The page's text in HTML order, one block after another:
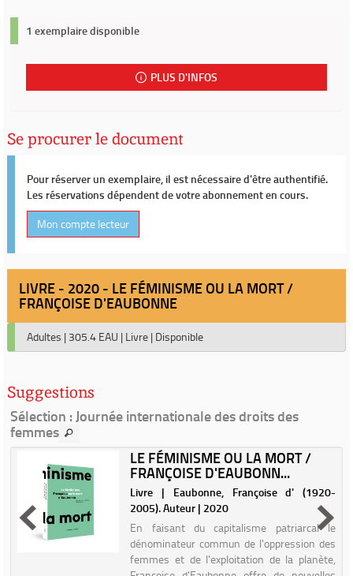
1 exemplaire disponible
PLUS D'INFOS
Se procurer le document
Pour réserver un exemplaire, il est nécessaire d'être authentifié.
Les réservations dépendent de votre abonnement en cours.
Mon compte lecteur
LIVRE - 2020 - LE FÉMINISME OU LA MORT /
FRANÇOISE D'EAUBONNE
Adultes | 305.4 EAU | Livre | Disponible
Suggestions
Sélection : Journée internationale des droits des
femmes
LE FÉMINISME OU LA MORT /
FRANÇOISE D'EAUBONN...
Livre | Eaubonne, Françoise d' (1920-
2005). Auteur | 2020
En faisant du capitalisme patriarcal le
dénominateur commun de l'oppression des
femmes et de l'exploitation de la planète,